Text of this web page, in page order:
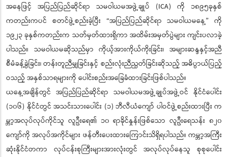
အနေဖြင့် အပြည်ပြည်ဆိုင်ရာ သမဝါယမအဖွဲ့ချုပ် (ICA) ကို ၁၈၉၅ခုနှစ်
ကတည်းကပင် စတင်ဖွဲ့စည်းခဲ့ပြီး “အပြည်ပြည်ဆိုင်ရာ သမဝါယမနေ့” ကို
၁၉၂၃ ခုနှစ်ကတည်းက သတ်မှတ်ထားရှိကာ အထိမ်းအမှတ်ပွဲများ ကျင်းပလာခဲ့
ပါသည်။ သမဝါယမဆိုသည်မှာ ကိုယ့်အားကိုယ်ကိုးခြင်း၊ အများဆန္ဒနှင့်အညီ
စီမံခန့်ခွဲခြင်း၊ တန်းတူညီမျှခြင်းနှင့် စည်းလုံးညီညွတ်ခြင်းဆိုသည့် အဓိပ္ပာယ်ပြည့်
ဝသည့် အနှစ်သာရများကို ပေါင်းစည်းအခြေခံထားခြင်းဖြစ်ပါသည်။
ယနေ့အချိန်တွင် အပြည်ပြည်ဆိုင်ရာ သမဝါယမအဖွဲ့ချုပ်အဖွဲ့ဝင် နိုင်ငံပေါင်း
(၁၀၆) နိုင်ငံတွင် အသင်းသားပေါင်း (၁) ဘီလီယံကျော် ပါဝင်ဖွဲ့စည်းထားပြီး က
မ္ဘာ့အလုပ်လုပ်ကိုင်သူ လူဦးရေ၏ ၁၀ ရာခိုင်နှုန်းဖြစ်သော လူဦးရေသန်း ၈၂၀
ကျော်ကို အလုပ်အကိုင်များ ဖန်တီးပေးထားကြောင်းသိရှိရပါသည်။ ကမ္ဘာ့အကြီး
ဆုံးနိုင်ငံတကာ လုပ်ငန်းစုကြီးများအားလုံးတွင် အလုပ်လုပ်နေသူ စုစုပေါင်း